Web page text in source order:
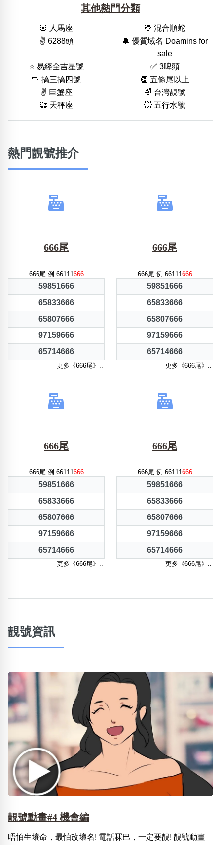
其他熱門分類
🌸 人馬座
🖖 混合順蛇
✌️ 6288頭
🔔 優質域名 Doamins for
sale
⭐️ 易經全吉星號
✅ 3啤頭
🖖 搞三搞四號
👏 五條尾以上
✌️ 巨蟹座
🌈 台灣靚號
💞 天秤座
💥 五行水號
熱門靚號推介
666尾
666尾 例:66111666
59851666
65833666
65807666
97159666
65714666
更多《666尾》..
666尾
666尾 例:66111666
59851666
65833666
65807666
97159666
65714666
更多《666尾》..
666尾
666尾 例:66111666
59851666
65833666
65807666
97159666
65714666
更多《666尾》..
666尾
666尾 例:66111666
59851666
65833666
65807666
97159666
65714666
更多《666尾》..
靚號資訊
靚號動畫#4 機會編
唔怕生壞命，最怕改壞名! 電話冧巴，一定要靚! 靚號動畫